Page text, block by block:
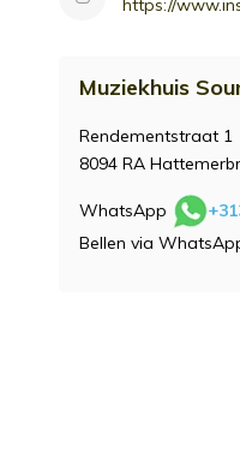
https://
Muziekhuis
Rendementstraat 1
8094 RA
WhatsApp
Bellen via